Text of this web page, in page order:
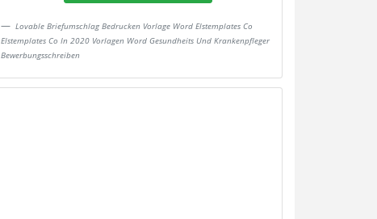
Lovable Briefumschlag Bedrucken Vorlage Word Elstemplates Co
Elstemplates Co In 2020 Vorlagen Word Gesundheits Und Krankenpfleger
Bewerbungsschreiben